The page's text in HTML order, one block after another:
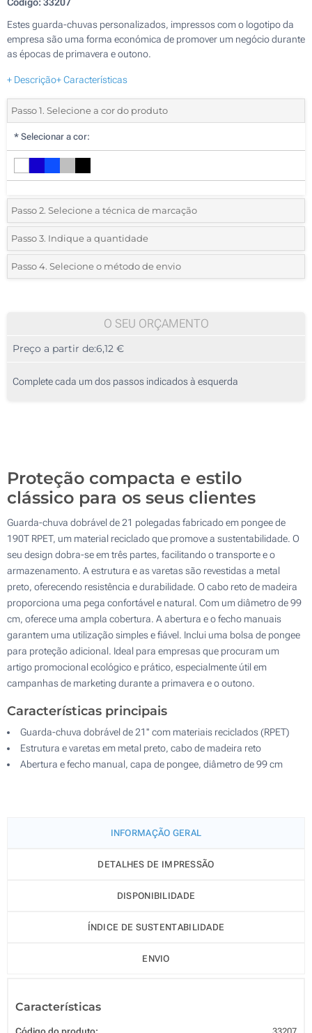
Estes guarda-chuvas personalizados, impressos com o logotipo da
empresa são uma forma económica de promover um negócio durante
as épocas de primavera e outono.
+ Descrição+ Características
Passo 1. Selecione a cor do produto
* Selecionar a cor:
Passo 2. Selecione a técnica de marcação
*Selecione o tipo de marcação e as cores do logotipo:
1 Cor (Parte superior)
3 Cores (Parte superior)
Passo 3. Indique a quantidade
*Quantidade mínima:5
10
25
Passo 4. Selecione o método de envio
O SEU ORÇAMENTO
Preço a partir de:6,12 €
Complete cada um dos passos indicados à esquerda
Proteção compacta e estilo
clássico para os seus clientes
Guarda-chuva dobrável de 21 polegadas fabricado em pongee de
190T RPET, um material reciclado que promove a sustentabilidade. O
seu design dobra-se em três partes, facilitando o transporte e o
armazenamento. A estrutura e as varetas são revestidas a metal
preto, oferecendo resistência e durabilidade. O cabo reto de madeira
proporciona uma pega confortável e natural. Com um diâmetro de 99
cm, oferece uma ampla cobertura. A abertura e o fecho manuais
garantem uma utilização simples e fiável. Inclui uma bolsa de pongee
para proteção adicional. Ideal para empresas que procuram um
artigo promocional ecológico e prático, especialmente útil em
campanhas de marketing durante a primavera e o outono.
Características principais
Guarda-chuva dobrável de 21'' com materiais reciclados (RPET)
Estrutura e varetas em metal preto, cabo de madeira reto
Abertura e fecho manual, capa de pongee, diâmetro de 99 cm
INFORMAÇÃO GERAL
DETALHES DE IMPRESSÃO
DISPONIBILIDADE
ÍNDICE DE SUSTENTABILIDADE
ENVIO
Características